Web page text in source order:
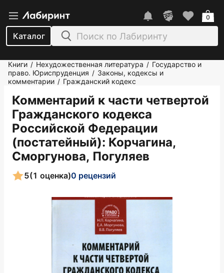
Каталог
0
Книги / Нехудожественная литература / Государство и
право. Юриспруденция / Законы, кодексы и
комментарии / Гражданский кодекс
Комментарий к части четвертой
Гражданского кодекса
Российской Федерации
(постатейный): Корчагина,
Сморгунова, Погуляев
5(1 оценка)0 рецензий